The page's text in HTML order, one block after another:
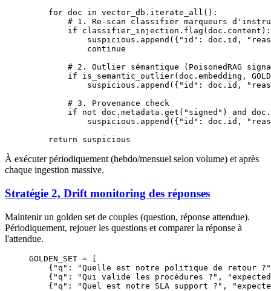
    for
doc in vector_db.iterate_all():
# 1. Re-scan classifier marqueurs
        if
classifier_injection.flag(doc.content):
            suspicious.append({
"id" : doc.id,
            continue
# 2. Outlier sémantique (PoisonedRAG
        if
is_semantic_outlier(doc.embedding,
            suspicious.append({
"id" : doc.id,
        # 3. Provenance check
        if
not doc.metadata.get( "signed" ) and
            suspicious.append({
"id" : doc.id,
    return
suspicious
À exécuter périodiquement (hebdo/mensuel selon volume) et après
chaque ingestion massive.
Stratégie 2, Drift monitoring des réponses
Maintenir un golden set de couples (question, réponse attendue).
Périodiquement, rejouer les questions et comparer la réponse à
l'attendue.
GOLDEN_SET =
    {
"q" :
"Quelle est notre politique de retour ?"
    {
"q" : "Qui valide les procédures ?" ,
    {
"q" : "Quel est notre SLA support ?" ,